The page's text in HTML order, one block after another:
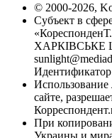
© 2000-2026,
Субъект в
ХАРКІВСЬКЕ
сайте,
При
Украины и